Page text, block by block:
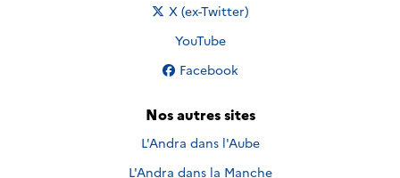
Nous suivre sur
X (ex-Twitter)
Nous suivre sur
YouTube
Nous suivre sur
Facebook
Nos autres sites
L'Andra dans l'Aube
L'Andra dans la Manche